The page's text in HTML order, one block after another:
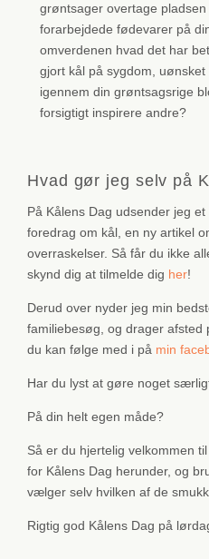
grøntsager overtage
forarbejdede fødevarer på
omverdenen hvad det har
gjort kål på sygdom,
igennem din grøntsagsrige
forsigtigt inspirere andre?
Hvad gør jeg selv på
På Kålens Dag udsender jeg
foredrag om kål, en ny artikel
overraskelser. Så får du ikke
skynd dig at tilmelde dig her!
Derud over nyder jeg min
familiebesøg, og drager
du kan følge med i på min
Har du lyst at gøre noget
På din helt egen måde?
Så er du hjertelig velkommen
for Kålens Dag herunder, og
vælger selv hvilken af de
Rigtig god Kålens Dag på